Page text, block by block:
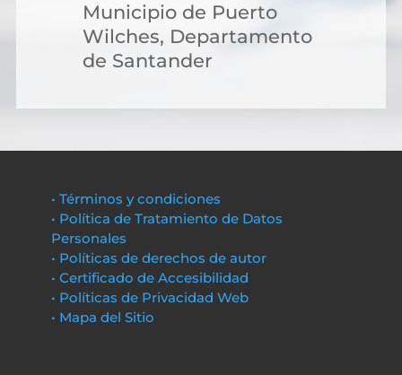
Municipio de Puerto
Wilches, Departamento
de Santander
• Términos y condiciones
• Política de Tratamiento de Datos
Personales
• Políticas de derechos de autor
• Certificado de Accesibilidad
• Políticas de Privacidad Web
• Mapa del Sitio